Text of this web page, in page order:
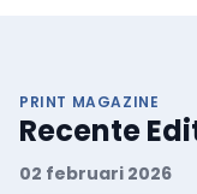
PRINT MAGAZINE
Recente
02 februari 2026